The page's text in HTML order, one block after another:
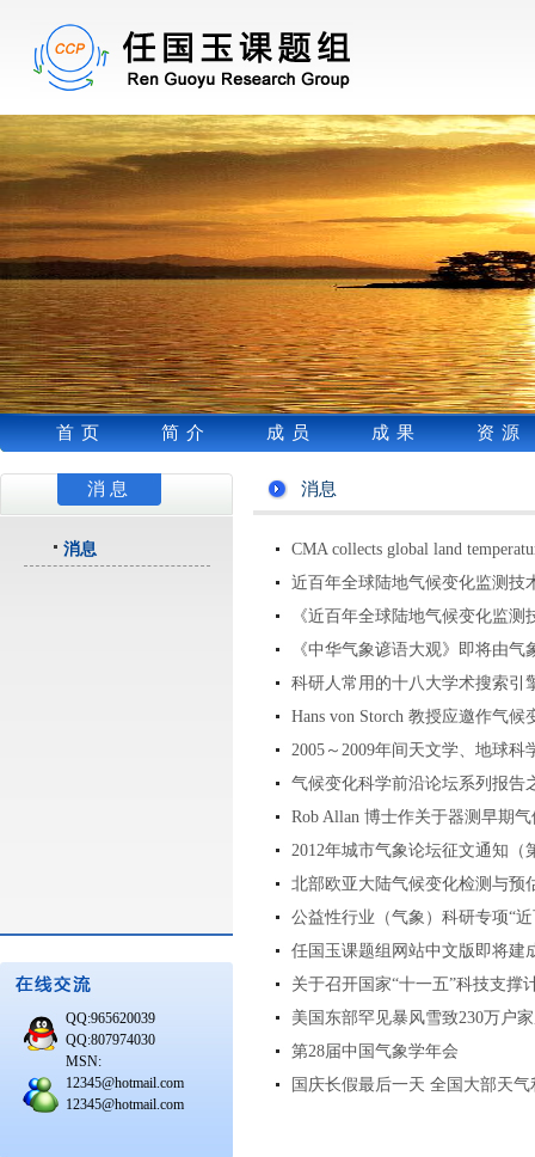
首页 简介 成员 成果 资源
消息
消息
QQ:965620039
QQ:807974030
MSN:
12345@hotmail.com
12345@hotmail.com
消息
CMA collects global land
近百年全球陆地气候变化监测技
《近百年全球陆地气候变化监测
《中华气象谚语大观》即将由气
科研人常用的十八大学术搜索引
Hans von Storch 教授应邀作气候
2005～2009年间天文学、地球科
气候变化科学前沿论坛系列报告
Rob Allan 博士作关于器测早期
2012年城市气象论坛征文通知（
北部欧亚大陆气候变化检测与预
公益性行业（气象）科研专项“
任国玉课题组网站中文版即将建
关于召开国家“十一五”科技支撑
美国东部罕见暴风雪致230万户
第28届中国气象学年会
国庆长假最后一天 全国大部天气